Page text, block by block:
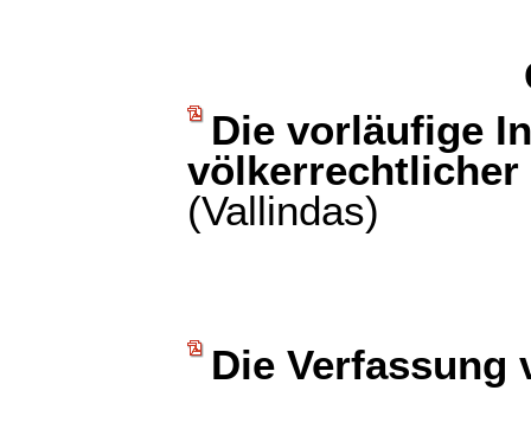
Die vorläufige
völkerrechtlicher
(Vallindas)
Die Verfassung